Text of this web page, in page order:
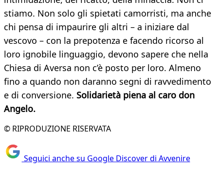
stiamo. Non solo gli spietati camorristi, ma anche
chi pensa di impaurire gli altri – a iniziare dal
vescovo – con la prepotenza e facendo ricorso al
loro ignobile linguaggio, devono sapere che nella
Chiesa di Aversa non c’è posto per loro. Almeno
fino a quando non daranno segni di ravvedimento
e di conversione. Solidarietà piena al caro don
Angelo.
© RIPRODUZIONE RISERVATA
Seguici anche su Google Discover di Avvenire